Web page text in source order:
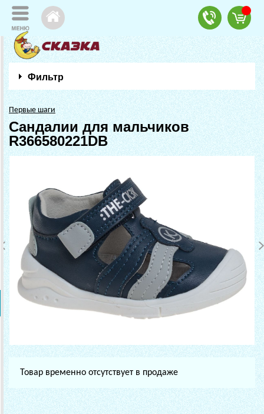
Фильтр
Первые шаги
Сандалии для мальчиков
R366580221DB
Товар временно отсутствует в продаже